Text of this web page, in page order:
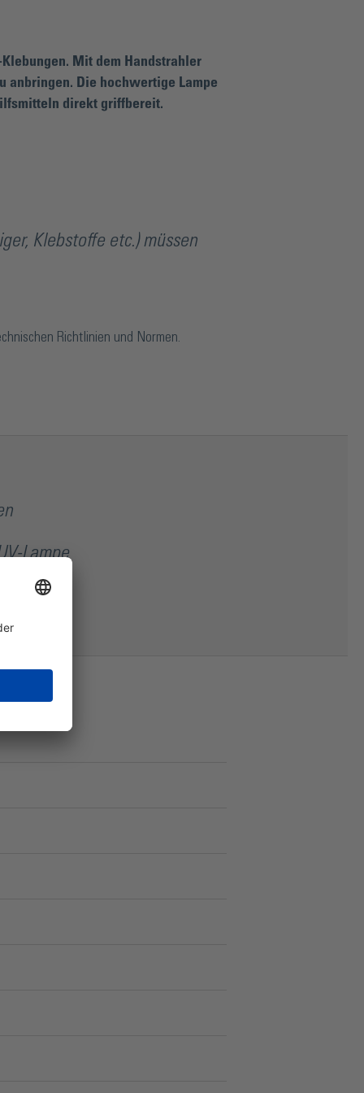
Mit dem Handstrahler
anbringen. Die hochwertige Lampe
direkt griffbereit.
und sehr feine Stahlwolle sind gut
von Kantenklebungen bis 40 cm
eine gleichmäßige Aushärtung
Klebstoffe etc.) müssen
Richtlinien und Normen.
Lampe